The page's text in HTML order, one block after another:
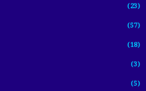
(23)
(57)
(18)
(3)
(5)